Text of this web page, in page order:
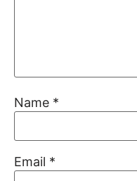
Name *
Email *